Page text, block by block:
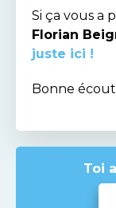
Si ça vous a
Florian
juste ici !
Bonne
Toi